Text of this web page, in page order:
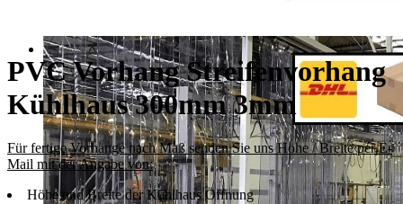
PVC Vorhang Streifenvorhang
Kühlhaus 300mm 3mm
Für fertige Vorhänge nach Maß senden Sie uns Höhe / Breite per E-
Mail mit der Angabe von:
Höhe und Breite der Kühlhaus Öffnung